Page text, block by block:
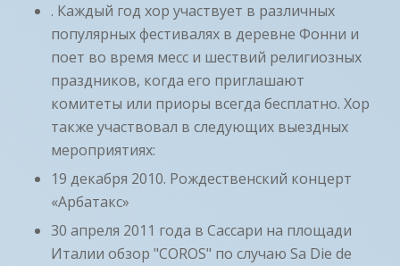
. Каждый год хор участвует в различных
популярных фестивалях в деревне Фонни и
поет во время месс и шествий религиозных
праздников, когда его приглашают
комитеты или приоры всегда бесплатно. Хор
также участвовал в следующих выездных
мероприятиях:
19 декабря 2010. Рождественский концерт
«Арбатакс»
30 апреля 2011 года в Сассари на площади
Италии обзор "COROS" по случаю Sa Die de